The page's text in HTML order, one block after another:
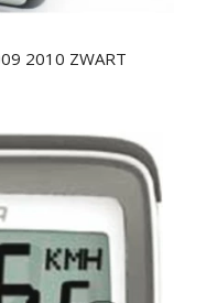
2010 ZWART